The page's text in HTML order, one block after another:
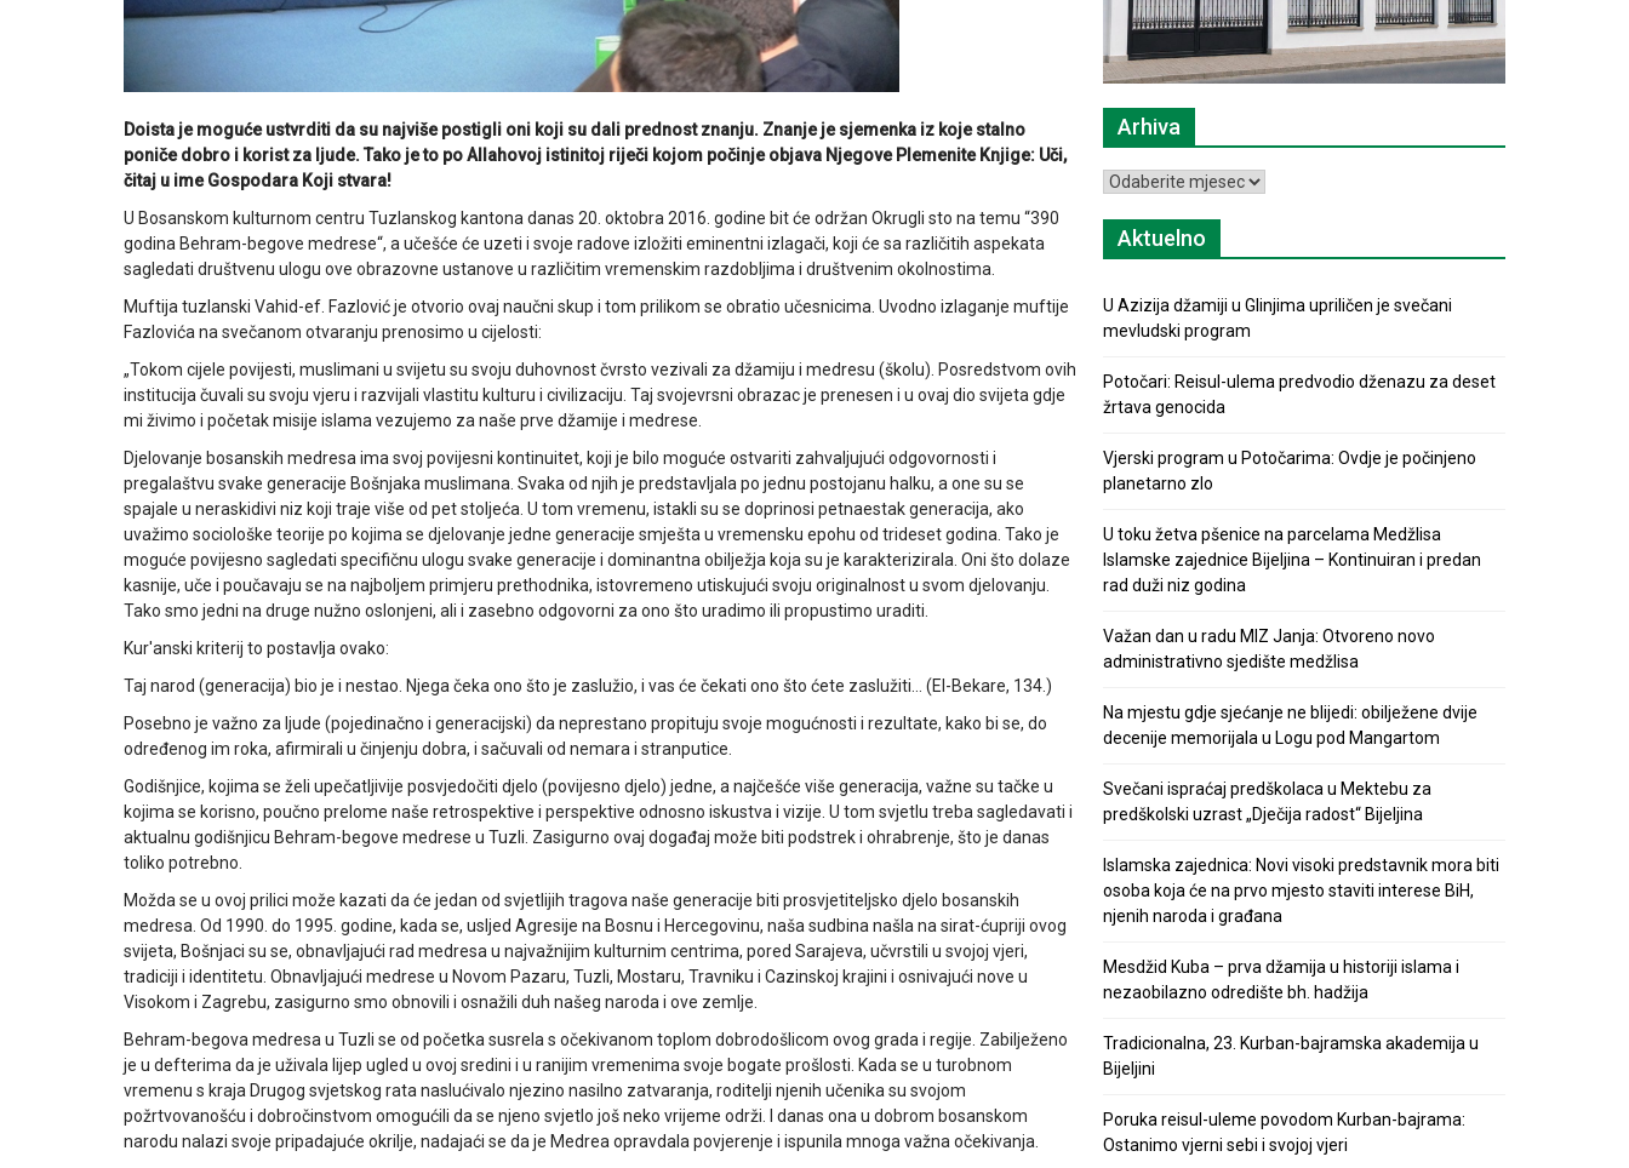
Doista je moguće ustvrditi da su najviše postigli oni koji su dali prednost znanju. Znanje je sjemenka iz koje stalno
poniče dobro i korist za ljude. Tako je to po Allahovoj istinitoj riječi kojom počinje objava Njegove Plemenite Knjige: Uči,
čitaj u ime Gospodara Koji stvara!
U Bosanskom kulturnom centru Tuzlanskog kantona danas 20. oktobra 2016. godine bit će održan Okrugli sto na temu “390
godina Behram-begove medrese“, a učešće će uzeti i svoje radove izložiti eminentni izlagači, koji će sa različitih aspekata
sagledati društvenu ulogu ove obrazovne ustanove u različitim vremenskim razdobljima i društvenim okolnostima.
Muftija tuzlanski Vahid-ef. Fazlović je otvorio ovaj naučni skup i tom prilikom se obratio učesnicima. Uvodno izlaganje muftije
Fazlovića na svečanom otvaranju prenosimo u cijelosti:
„Tokom cijele povijesti, muslimani u svijetu su svoju duhovnost čvrsto vezivali za džamiju i medresu (školu). Posredstvom ovih
institucija čuvali su svoju vjeru i razvijali vlastitu kulturu i civilizaciju. Taj svojevrsni obrazac je prenesen i u ovaj dio svijeta gdje
mi živimo i početak misije islama vezujemo za naše prve džamije i medrese.
Djelovanje bosanskih medresa ima svoj povijesni kontinuitet, koji je bilo moguće ostvariti zahvaljujući odgovornosti i
pregalaštvu svake generacije Bošnjaka muslimana. Svaka od njih je predstavljala po jednu postojanu halku, a one su se
spajale u neraskidivi niz koji traje više od pet stoljeća. U tom vremenu, istakli su se doprinosi petnaestak generacija, ako
uvažimo sociološke teorije po kojima se djelovanje jedne generacije smješta u vremensku epohu od trideset godina. Tako je
moguće povijesno sagledati specifičnu ulogu svake generacije i dominantna obilježja koja su je karakterizirala. Oni što dolaze
kasnije, uče i poučavaju se na najboljem primjeru prethodnika, istovremeno utiskujući svoju originalnost u svom djelovanju.
Tako smo jedni na druge nužno oslonjeni, ali i zasebno odgovorni za ono što uradimo ili propustimo uraditi.
Kur'anski kriterij to postavlja ovako:
Taj narod (generacija) bio je i nestao. Njega čeka ono što je zaslužio, i vas će čekati ono što ćete zaslužiti… (El-Bekare, 134.)
Posebno je važno za ljude (pojedinačno i generacijski) da neprestano propituju svoje mogućnosti i rezultate, kako bi se, do
određenog im roka, afirmirali u činjenju dobra, i sačuvali od nemara i stranputice.
Godišnjice, kojima se želi upečatljivije posvjedočiti djelo (povijesno djelo) jedne, a najčešće više generacija, važne su tačke u
kojima se korisno, poučno prelome naše retrospektive i perspektive odnosno iskustva i vizije. U tom svjetlu treba sagledavati i
aktualnu godišnjicu Behram-begove medrese u Tuzli. Zasigurno ovaj događaj može biti podstrek i ohrabrenje, što je danas
toliko potrebno.
Možda se u ovoj prilici može kazati da će jedan od svjetlijih tragova naše generacije biti prosvjetiteljsko djelo bosanskih
medresa. Od 1990. do 1995. godine, kada se, usljed Agresije na Bosnu i Hercegovinu, naša sudbina našla na sirat-ćupriji ovog
svijeta, Bošnjaci su se, obnavljajući rad medresa u najvažnijim kulturnim centrima, pored Sarajeva, učvrstili u svojoj vjeri,
tradiciji i identitetu. Obnavljajući medrese u Novom Pazaru, Tuzli, Mostaru, Travniku i Cazinskoj krajini i osnivajući nove u
Visokom i Zagrebu, zasigurno smo obnovili i osnažili duh našeg naroda i ove zemlje.
Behram-begova medresa u Tuzli se od početka susrela s očekivanom toplom dobrodošlicom ovog grada i regije. Zabilježeno
je u defterima da je uživala lijep ugled u ovoj sredini i u ranijim vremenima svoje bogate prošlosti. Kada se u turobnom
vremenu s kraja Drugog svjetskog rata naslućivalo njezino nasilno zatvaranja, roditelji njenih učenika su svojom
požrtvovanošću i dobročinstvom omogućili da se njeno svjetlo još neko vrijeme održi. I danas ona u dobrom bosanskom
narodu nalazi svoje pripadajuće okrilje, nadajaći se da je Medrea opravdala povjerenje i ispunila mnoga važna očekivanja.
Arhiva
Arhiva
Aktuelno
U Azizija džamiji u Glinjima upriličen je svečani
mevludski program
Potočari: Reisul-ulema predvodio dženazu za deset
žrtava genocida
Vjerski program u Potočarima: Ovdje je počinjeno
planetarno zlo
U toku žetva pšenice na parcelama Medžlisa
Islamske zajednice Bijeljina – Kontinuiran i predan
rad duži niz godina
Važan dan u radu MIZ Janja: Otvoreno novo
administrativno sjedište medžlisa
Na mjestu gdje sjećanje ne blijedi: obilježene dvije
decenije memorijala u Logu pod Mangartom
Svečani ispraćaj predškolaca u Mektebu za
predškolski uzrast „Dječija radost“ Bijeljina
Islamska zajednica: Novi visoki predstavnik mora biti
osoba koja će na prvo mjesto staviti interese BiH,
njenih naroda i građana
Mesdžid Kuba – prva džamija u historiji islama i
nezaobilazno odredište bh. hadžija
Tradicionalna, 23. Kurban-bajramska akademija u
Bijeljini
Poruka reisul-uleme povodom Kurban-bajrama:
Ostanimo vjerni sebi i svojoj vjeri